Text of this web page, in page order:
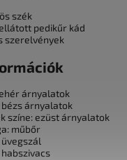
szék
pedikűr kád
szerelvények
árnyalatok
árnyalatok
színe: ezüst árnyalatok
műbőr